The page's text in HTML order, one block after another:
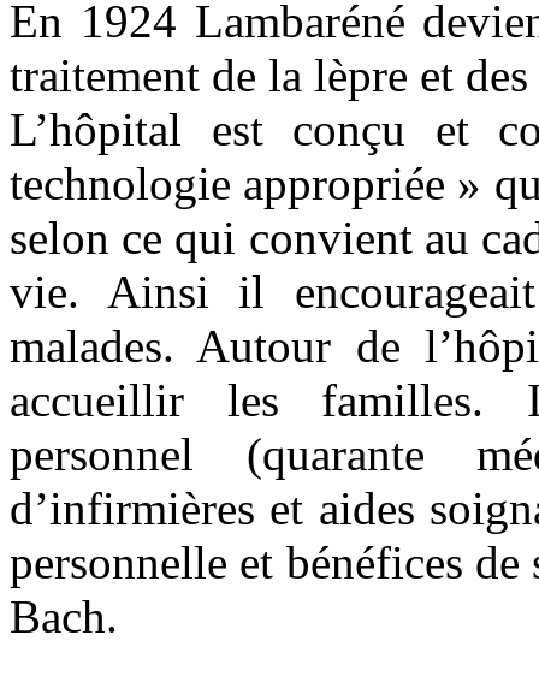
En 1924 Lambaréné
traitement de la lèpre et
L’hôpital est conçu et
technologie appropriée »
selon ce qui convient au
vie. Ainsi il
malades. Autour de
accueillir les familles.
personnel (quarante
d’infirmières et aides
personnelle et bénéfices de
Bach.